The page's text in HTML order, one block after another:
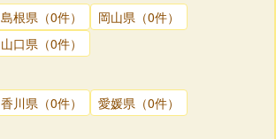
島根県（0件）
岡山県（0件）
山口県（0件）
香川県（0件）
愛媛県（0件）